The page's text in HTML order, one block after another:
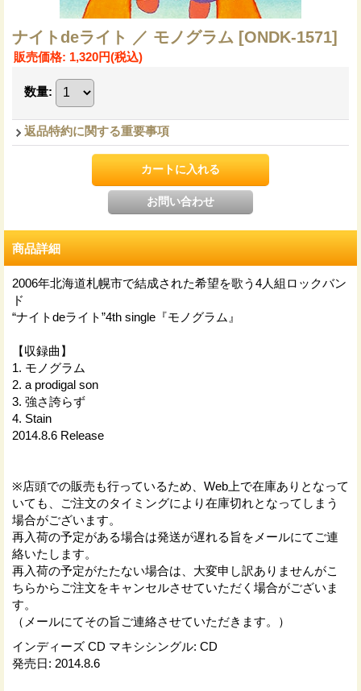
ナイトdeライト ／ モノグラム [ONDK-1571]
販売価格: 1,320円(税込)
数量:
返品特約に関する重要事項
商品詳細
2006年北海道札幌市で結成された希望を歌う4人組ロックバン
ド
“ナイトdeライト”4th single『モノグラム』
【収録曲】
1. モノグラム
2. a prodigal son
3. 強さ誇らず
4. Stain
2014.8.6 Release
※店頭での販売も行っているため、Web上で在庫ありとなって
いても、ご注文のタイミングにより在庫切れとなってしまう
場合がございます。
再入荷の予定がある場合は発送が遅れる旨をメールにてご連
絡いたします。
再入荷の予定がたたない場合は、大変申し訳ありませんがこ
ちらからご注文をキャンセルさせていただく場合がございま
す。
（メールにてその旨ご連絡させていただきます。）
インディーズ CD マキシシングル: CD
発売日: 2014.8.6